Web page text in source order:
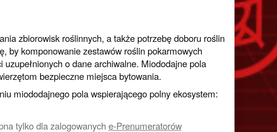
zbiorowisk roślinnych, a także potrzebę doboru roślin
by komponowanie zestawów roślin pokarmowych
o dane archiwalne. Miododajne pola
bezpieczne miejsca bytowania.
miododajnego pola wspierającego polny ekosystem:
tylko dla zalogowanych e-Prenumeratorów